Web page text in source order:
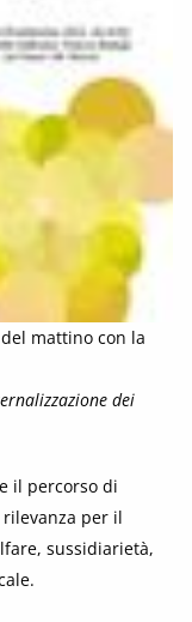
mattino con la
dei
il percorso di
per il
sussidiarietà,